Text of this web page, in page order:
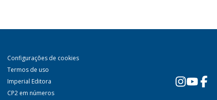
Configurações de cookies
Termos de uso
Imperial Editora
CP2 em números